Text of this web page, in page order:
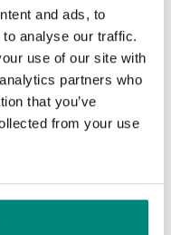
and ads, to
analyse our traffic.
use of our site with
partners who
that you’ve
from your use
limpiar.